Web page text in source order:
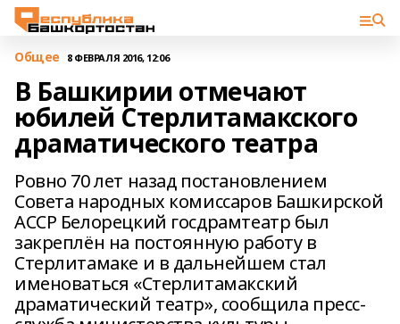
Общее 8 ФЕВРАЛЯ 2016, 12:06
В Башкирии отмечают
юбилей Стерлитамакского
драматического театра
Ровно 70 лет назад постановлением
Совета народных комиссаров Башкирской
АССР Белорецкий госдрамтеатр был
закреплён на постоянную работу в
Стерлитамаке и в дальнейшем стал
именоваться «Стерлитамакский
драматический театр», сообщила пресс-